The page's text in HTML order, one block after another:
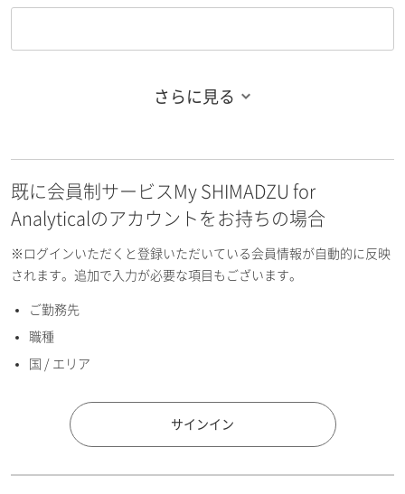
お名前フリガナ（名）
E-mailアドレス（半角英数）
国 / エリア
さらに見る
既に会員制サービスMy SHIMADZU for
Analyticalのアカウントをお持ちの場合
※ログインいただくと登録いただいている会員情報が自動的に反映
されます。追加で入力が必要な項目もございます。
ご勤務先
職種
国 / エリア
サインイン